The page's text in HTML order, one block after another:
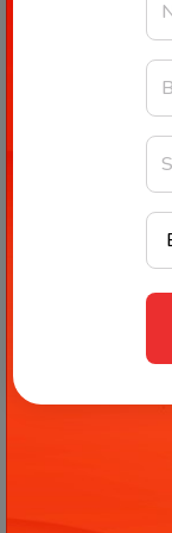
dục sớm tiên
Thông tin
không cần
kiểm tra lại
hệ trực tiếp